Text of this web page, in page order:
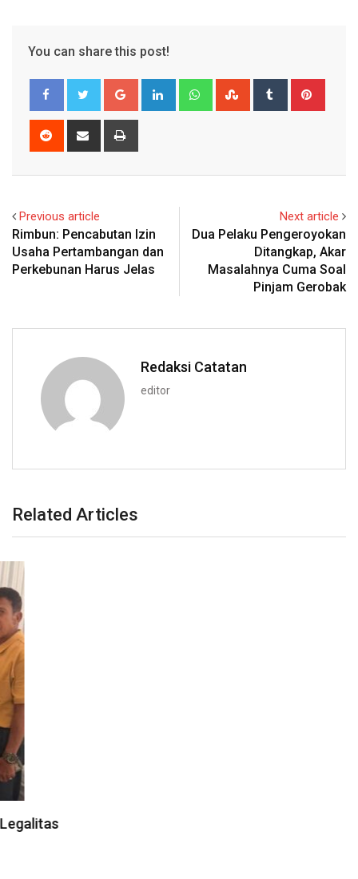
You can share this post!
Google+ LinkedIn WhatsappStumbleUpon
Tumblr
Reddit
Share
Previous article
Rimbun: Pencabutan Izin
Usaha Pertambangan dan
Perkebunan Harus Jelas
Next article
Dua Pelaku Pengeroyokan
Ditangkap, Akar
Masalahnya Cuma Soal
Pinjam Gerobak
Redaksi Catatan
editor
Related Articles